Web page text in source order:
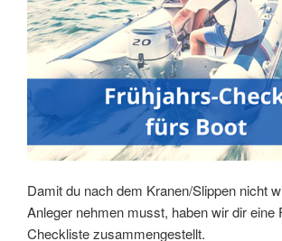
Damit du nach dem Kranen/Slippen nicht
Anleger nehmen musst, haben wir dir eine
Checkliste zusammengestellt.